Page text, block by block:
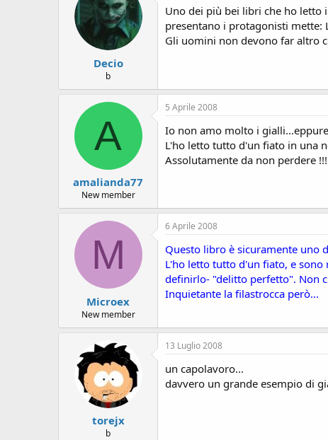
Decio
b
Uno dei più bei libri che ho letto
presentano i protagonisti mette:
Gli uomini non devono far altro
A
amalianda77
New member
5 Aprile 2008
Io non amo molto i
L'ho letto tutto d'un fiato in una
Assolutamente da non perdere !!!
M
Microex
New member
6 Aprile 2008
Questo libro è sicuramente uno
L'ho letto tutto d'un fiato, e sono
definirlo- "delitto perfetto". Non
Inquietante la filastrocca però...
torejx
b
13 Luglio 2008
un capolavoro...
davvero un grande esempio di